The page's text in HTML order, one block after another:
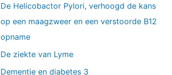
De Helicobactor Pylori, verhoogd de kans
op een maagzweer en een verstoorde B12
opname
De ziekte van Lyme
Dementie en diabetes 3